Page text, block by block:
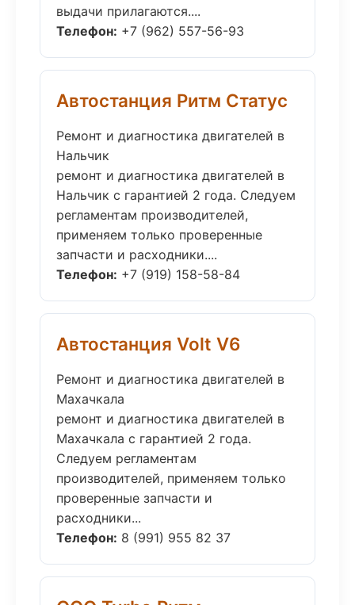
выдачи прилагаются....
Телефон: +7 (962) 557-56-93
Автостанция Ритм Статус
Ремонт и диагностика двигателей в
Нальчик
ремонт и диагностика двигателей в
Нальчик с гарантией 2 года. Следуем
регламентам производителей,
применяем только проверенные
запчасти и расходники....
Телефон: +7 (919) 158-58-84
Автостанция Volt V6
Ремонт и диагностика двигателей в
Махачкала
ремонт и диагностика двигателей в
Махачкала с гарантией 2 года.
Следуем регламентам
производителей, применяем только
проверенные запчасти и
расходники...
Телефон: 8 (991) 955 82 37